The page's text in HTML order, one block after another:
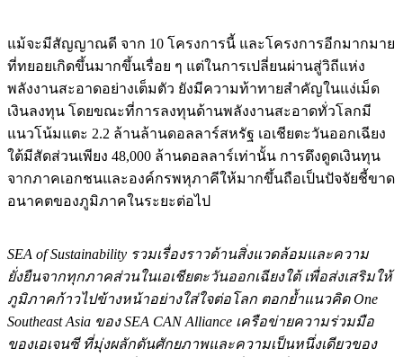
แม้จะมีสัญญาณดี จาก 10 โครงการนี้ และโครงการอีกมากมาย
ที่ทยอยเกิดขึ้นมากขึ้นเรื่อย ๆ แต่ในการเปลี่ยนผ่านสู่วิถีแห่ง
พลังงานสะอาดอย่างเต็มตัว ยังมีความท้าทายสำคัญในแง่เม็ด
เงินลงทุน โดยขณะที่การลงทุนด้านพลังงานสะอาดทั่วโลกมี
แนวโน้มแตะ 2.2 ล้านล้านดอลลาร์สหรัฐ เอเชียตะวันออกเฉียง
ใต้มีสัดส่วนเพียง 48,000 ล้านดอลลาร์เท่านั้น การดึงดูดเงินทุน
จากภาคเอกชนและองค์กรพหุภาคีให้มากขึ้นถือเป็นปัจจัยชี้ขาด
อนาคตของภูมิภาคในระยะต่อไป​​​​​​​​​​​​​​​​
SEA of Sustainability รวมเรื่องราวด้านสิ่งแวดล้อมและความ
ยั่งยืนจากทุกภาคส่วนในเอเชียตะวันออกเฉียงใต้ เพื่อส่งเสริมให้
ภูมิภาคก้าวไปข้างหน้าอย่างใส่ใจต่อโลก ตอกย้ำแนวคิด One
Southeast Asia ของ SEA CAN Alliance เครือข่ายความร่วมมือ
ของเอเจนซี ที่มุ่งผลักดันศักยภาพและความเป็นหนึ่งเดียวของ